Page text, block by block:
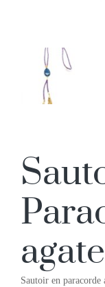
Sautoir en paracorde